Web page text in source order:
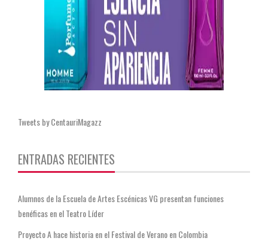
Tweets by CentauriMagazz
ENTRADAS RECIENTES
Alumnos de la Escuela de Artes Escénicas VG presentan funciones
benéficas en el Teatro Líder
Proyecto A hace historia en el Festival de Verano en Colombia